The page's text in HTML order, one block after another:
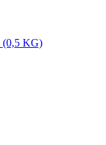
(0,5 KG)